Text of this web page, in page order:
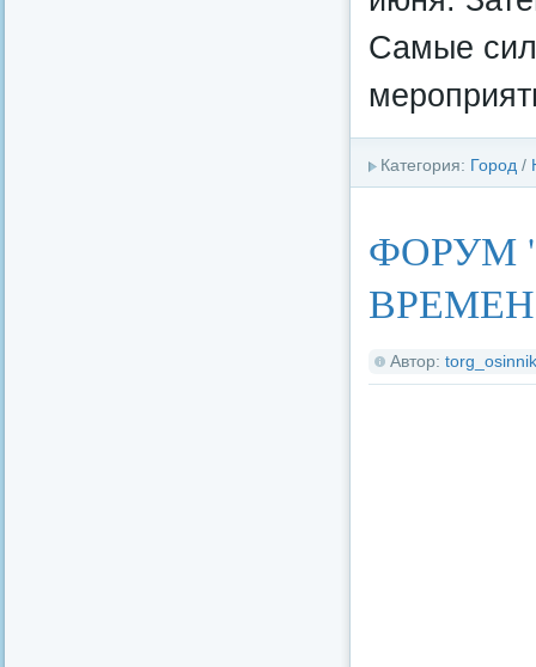
Самые
Категория: Город /
ФОРУМ
Автор: